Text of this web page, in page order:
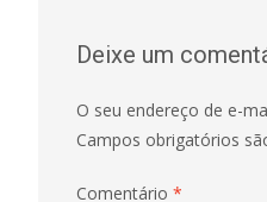
Deixe um
O seu endereço de e-
Campos obrigatórios
Comentário *